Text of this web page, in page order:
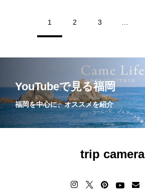
1 2 3
YouTubeで見る福岡
福岡を中心に、オススメを紹介
trip camera